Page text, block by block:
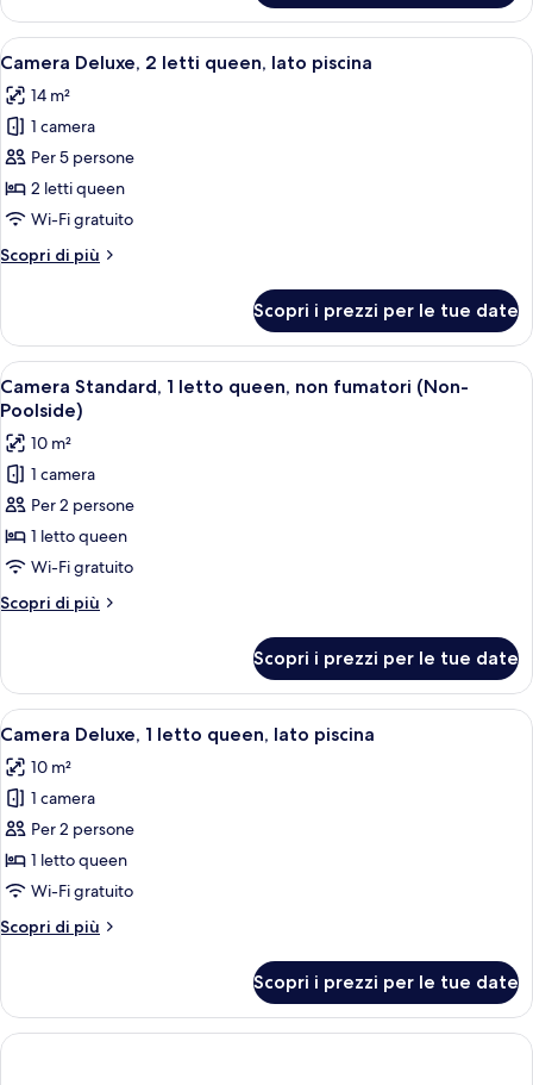
(Non-
Poolside)
Standard,
letti
non
fumatori
(Non-
Poolside)
Apri
tutte
le
foto
per
Camera
Deluxe,
letti
piscina
Camera d'albergo con due letti, un
5
Camera Deluxe, 2 letti queen, lato piscina
14 m²
1 camera
Per 5 persone
2 letti queen
Wi-Fi gratuito
Scopri di più
Altri
Deluxe,
letti
queen,
piscina
Scopri i prezzi per le tue date
Apri
tutte
le
foto
per
Camera
Standard,
1
letto
queen,
fumatori
(Non-
Poolside)
Camera d'albergo con un letto, una
6
Camera Standard, 1 letto queen, non fumatori (Non-
Poolside)
10 m²
1 camera
Per 2 persone
1 letto queen
Wi-Fi gratuito
Scopri di più
Altri
Standard,
letto
non
fumatori
(Non-
Poolside)
Scopri i prezzi per le tue date
Apri
tutte
le
foto
per
Camera
Deluxe,
letto
piscina
Una camera d'albergo con un letto,
5
Camera Deluxe, 1 letto queen, lato piscina
10 m²
1 camera
Per 2 persone
1 letto queen
Wi-Fi gratuito
Scopri di più
Altri
Deluxe,
letto
Scopri i prezzi per le tue date